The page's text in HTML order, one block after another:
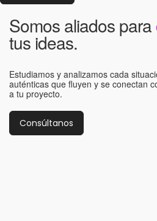
Somos aliados para
tus ideas.
Estudiamos y analizamos cada
auténticas que fluyen y se conectan
a tu proyecto.
Consúltanos